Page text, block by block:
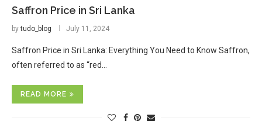
Saffron Price in Sri Lanka
bytudo_blog July 11, 2024
Saffron Price in Sri Lanka: Everything You Need to Know Saffron,
often referred to as “red…
READ MORE